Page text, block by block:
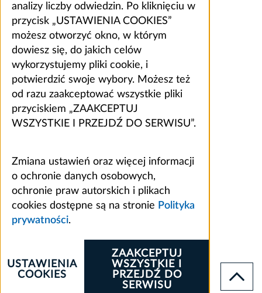
analizy liczby odwiedzin. Po kliknięciu w
przycisk „USTAWIENIA COOKIES”
możesz otworzyć okno, w którym
dowiesz się, do jakich celów
wykorzystujemy pliki cookie, i
potwierdzić swoje wybory. Możesz też
od razu zaakceptować wszystkie pliki
przyciskiem „ZAAKCEPTUJ
WSZYSTKIE I PRZEJDŹ DO SERWISU”.
Zmiana ustawień oraz więcej informacji
o ochronie danych osobowych,
ochronie praw autorskich i plikach
cookies dostępne są na stronie Polityka
prywatności.
ZAAKCEPTUJ
WSZYSTKIE I
PRZEJDŹ DO
SERWISU
USTAWIENIA
COOKIES